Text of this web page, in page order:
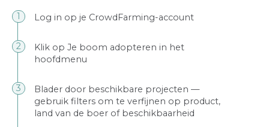
Log in op je CrowdFarming-account
Klik op Je boom adopteren in het
hoofdmenu
Blader door beschikbare projecten —
gebruik filters om te verfijnen op product,
land van de boer of beschikbaarheid